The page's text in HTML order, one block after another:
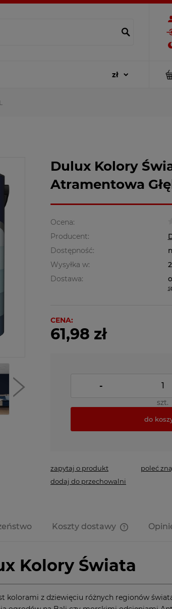
Dulux Kolory
Atramentowa
Ocena:
Producent:
Dostępność:
Wysyłka w:
Dostawa:
CENA:
61,98 zł
-
szt.
do
zapytaj o produkt poleć
dodaj do przechowalni
Koszty dostawy
Kolory Świata
kolorami z dziewięciu różnych regionów